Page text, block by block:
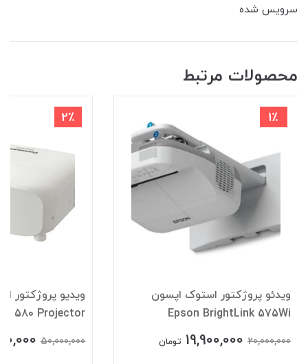
سرویس شده
محصولات مرتبط
1٪
ویدئو پروژکتور استوک اپسون
Epson BrightLink 575Wi
20,000,000
19,900,000 تومان
2٪
ویدیو پروژکتور
580 Projector
50,000,000